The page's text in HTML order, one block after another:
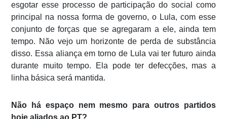
esgotar esse processo de participação do social como
principal na nossa forma de governo, o Lula, com esse
conjunto de forças que se agregaram a ele, ainda tem
tempo. Não vejo um horizonte de perda de substância
disso. Essa aliança em torno de Lula vai ter futuro ainda
durante muito tempo. Ela pode ter defecções, mas a
linha básica será mantida.
Não há espaço nem mesmo para outros partidos